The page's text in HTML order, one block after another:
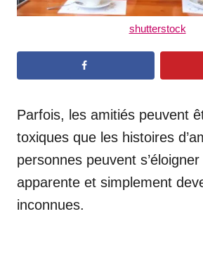
shutterstock
Parfois, les amitiés peuvent
toxiques que les histoires
personnes peuvent
apparente et simplement
inconnues.